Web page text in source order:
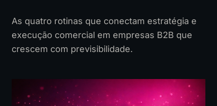
As quatro rotinas que conectam estratégia e
execução comercial em empresas B2B que
crescem com previsibilidade.